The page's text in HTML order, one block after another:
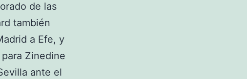
de las
también
a Efe, y
Zinedine
ante el